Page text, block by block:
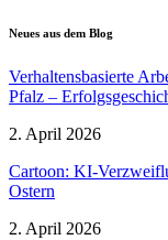
Neues aus dem Blog
Verhal­tens­ba­sierte
Pfalz –
2. April 2026
Cartoon: KI-
Ostern
2. April 2026